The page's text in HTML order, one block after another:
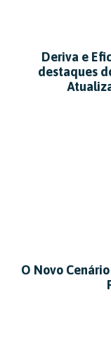
Deriva e
destaques
O Novo